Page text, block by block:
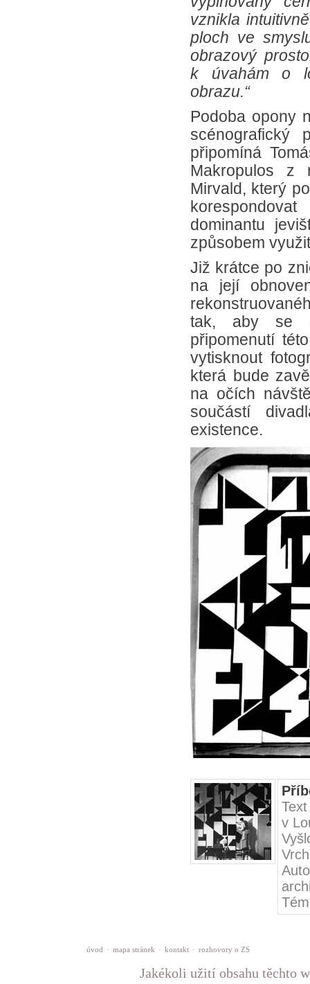
vznikla
ploch ve
obrazový
k úvahám o
obrazu.“
Podoba opony
scénografický
připomíná
Makropulos z
Mirvald, který
dominantu
způsobem
Již krátce po
na její
tak, aby se
připomenutí
vytisknout
která bude
na očích
součástí
existence.
v
úvod · mapa stránek · kontakt · rozhovory o ZS
Jakékoli užití obsahu těchto